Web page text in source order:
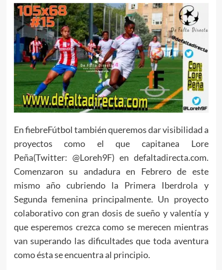
En fiebreFútbol también queremos dar visibilidad a
proyectos como el que capitanea Lore
Peña(Twitter: @Loreh9F) en defaltadirecta.com.
Comenzaron su andadura en Febrero de este
mismo año cubriendo la Primera Iberdrola y
Segunda femenina principalmente. Un proyecto
colaborativo con gran dosis de sueño y valentía y
que esperemos crezca como se merecen mientras
van superando las dificultades que toda aventura
como ésta se encuentra al principio.